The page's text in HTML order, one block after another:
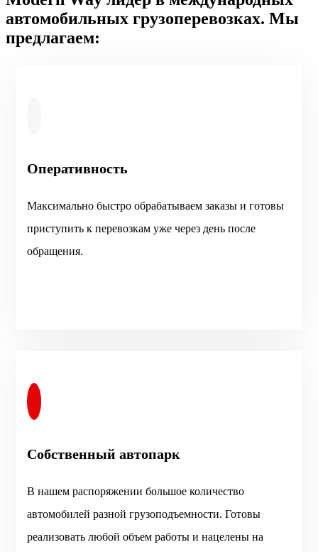
автомобильных грузоперевозках. Мы
предлагаем:
Оперативность
Максимально быстро обрабатываем заказы и готовы
приступить к перевозкам уже через день после
обращения.
Собственный автопарк
В нашем распоряжении большое количество
автомобилей разной грузоподъемности. Готовы
реализовать любой объем работы и нацелены на